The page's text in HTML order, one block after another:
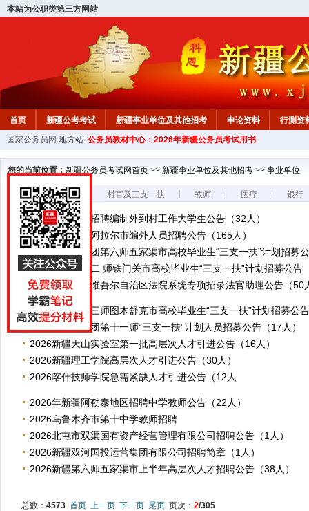
本站为公职类第三方网站
首页 新疆公考考试 新疆事业单位及其他招考 申论资料 行测资
新疆公务员行测试题 在线咨询 教材中心
国家公务员网 地方站: 公务员教材中心：2026年新疆公务员考试用书
您的当前位置： 新疆公务员考试网首页 >> 新疆事业单位及其他招考 >> 事业单位
事业单位 村官及三支一扶 教师 医疗 银行
2026年奇台县招聘编制外到村工作大学生公告（32人）
2026年第一师阿拉尔市编外人员招聘公告（165人）
2026年新疆兵团第六师五家渠市高校毕业生“三支一扶”计划招募
2026年新疆第二 师铁门关市高校毕业生“三支一扶”计划招募公告
2026年度新疆维吾尔自治区法院系统专项招录法官助理公告（50
2026年新疆第三师图木舒克市高校毕业生“三支一扶”计划招募公
2026年新疆兵团第十一师“三支一扶”计划人员招募公告（17人）
2026新疆天山实验室第一批高层次人才引进公告（16人）
2026新疆理工学院高层次人才引进公告（30人）
2026喀什技师学院急需紧缺人才引进公告（12人
2026年新疆阿勒泰地区招聘中学教师公告（22人）
2026乌鲁木齐市第十中学教师招聘
2026北屯市双渠国有资产经营管理有限公司招聘公告（1人）
2026新疆双河国投运营集团有限公司招聘简章（1人）
2026新疆第六师五家渠市上半年高层次人才招聘公告（38人）
总数： 4573 首页 上一页 下一页 尾页 页次： 2/305